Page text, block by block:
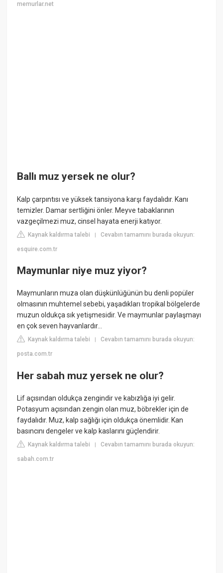
memurlar.net
Ballı muz yersek ne olur?
Kalp çarpıntısı ve yüksek tansiyona karşı faydalıdır. Kanı
temizler. Damar sertliğini önler. Meyve tabaklarının
vazgeçilmezi muz, cinsel hayata enerji katıyor.
Kaynak kaldırma talebi |Cevabın tamamını burada okuyun:
esquire.com.tr
Maymunlar niye muz yiyor?
Maymunların muza olan düşkünlüğünün bu denli popüler
olmasının muhtemel sebebi, yaşadıkları tropikal bölgelerde
muzun oldukça sık yetişmesidir. Ve maymunlar paylaşmayı
en çok seven hayvanlardır...
Kaynak kaldırma talebi |Cevabın tamamını burada okuyun:
posta.com.tr
Her sabah muz yersek ne olur?
Lif açısından oldukça zengindir ve kabızlığa iyi gelir.
Potasyum açısından zengin olan muz, böbrekler için de
faydalıdır. Muz, kalp sağlığı için oldukça önemlidir. Kan
basıncını dengeler ve kalp kaslarını güçlendirir.
Kaynak kaldırma talebi |Cevabın tamamını burada okuyun:
sabah.com.tr